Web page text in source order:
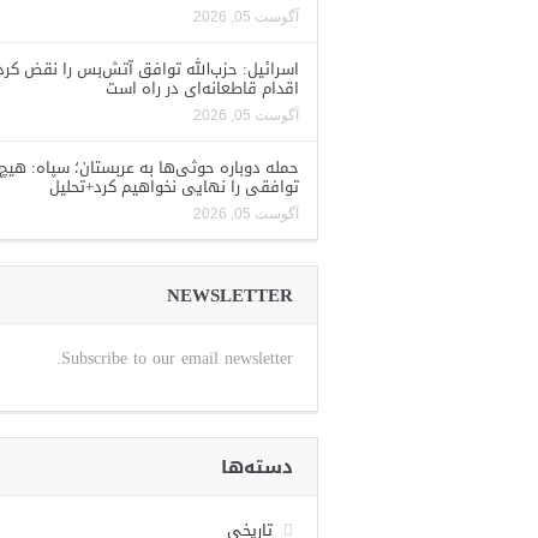
آگوست 05, 2026
اسرائیل: حزب‌الله توافق آتش‌بس را نقض
اقدام قاطعانه‌ای در راه است
آگوست 05, 2026
حمله دوباره حوثی‌ها به عربستان؛ سپاه: هیچ
توافقی را نهایی نخواهیم کرد+تحلیل
آگوست 05, 2026
NEWSLETTER
Subscribe to our email newsletter.
دسته‌ها
تاریخی